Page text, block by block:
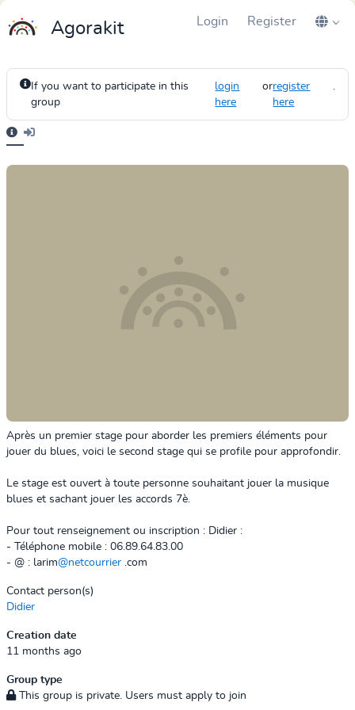
Agorakit Login Register
If you want to participate in this
group
login
here
orregister
here
.
Après un premier stage pour aborder les premiers éléments pour
jouer du blues, voici le second stage qui se profile pour approfondir.
Le stage est ouvert à toute personne souhaitant jouer la musique
blues et sachant jouer les accords 7è.
Pour tout renseignement ou inscription : Didier :
- Téléphone mobile : 06.89.64.83.00
- @ : larim@netcourrier .com
Contact person(s)
Didier
Creation date
11 months ago
Group type
This group is private. Users must apply to join